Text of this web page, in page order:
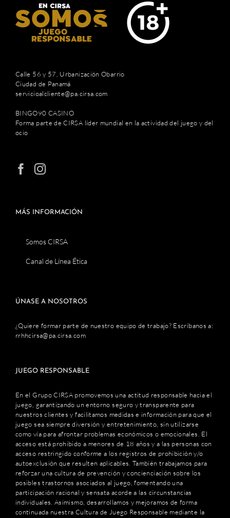
Calle 56 y 57, Urbanización Obarrio
Ciudad de Panamá
servicioalcliente@pa.cirsa.com
BINGO90 CASINO
Forma parte de CIRSA líder mundial en la actividad del juego y del
ocio
MÁS INFORMACIÓN
Somos CIRSA
Canal de Línea Ética
ÚNASE A NOSOTROS
¿Quiere formar parte de nuestro equipo de trabajo? Escríbanos a:
rrhhcirsa@pa.cirsa.com
JUEGO RESPONSABLE
En el Grupo CIRSA promovemos una actitud responsable hacia el
juego, garantizando un entorno seguro y transparente para
nuestros clientes y facilitamos medidas e información para que el
juego sea siempre diversión y entretenimiento, sin utilizarse
como vía para afrontar problemas económicos o emocionales. El
acceso está prohibido a menores de 18 años y a las personas con
acceso restringido conforme a los registros de prohibición y/o
autoexclusión que resulten aplicables. También trabajamos para
reforzar una cultura de prevención y concienciación sobre los
posibles trastornos asociados al juego, fomentando una
participación racional y sensata acorde a las circunstancias
individuales. Asimismo, desarrollamos y mejoramos de forma
continuada nuestra Cultura de Juego Responsable mediante la